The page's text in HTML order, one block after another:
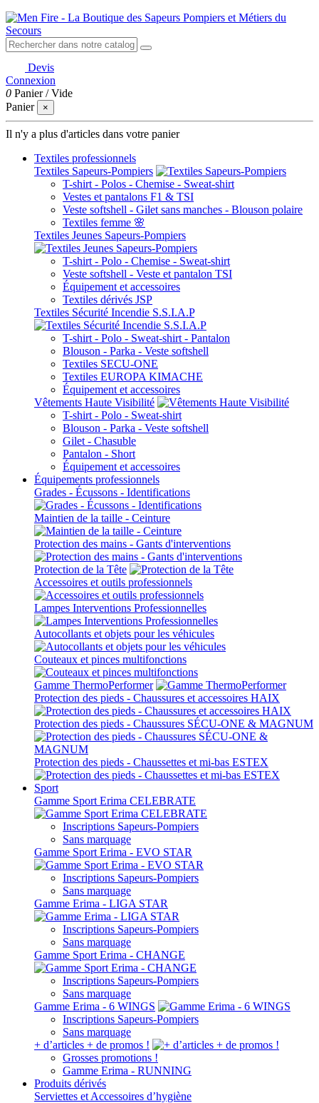
Devis
Connexion
0 Panier /Vide
Panier
×
Il n'y a plus d'articles dans votre panier
Textiles professionnels
Textiles Sapeurs-Pompiers
T-shirt - Polos - Chemise - Sweat-shirt
Vestes et pantalons F1 & TSI
Veste softshell - Gilet sans manches - Blouson polaire
Textiles femme 🌸
Textiles Jeunes Sapeurs-Pompiers
T-shirt - Polo - Chemise - Sweat-shirt
Veste softshell - Veste et pantalon TSI
Équipement et accessoires
Textiles dérivés JSP
Textiles Sécurité Incendie S.S.I.A.P
T-shirt - Polo - Sweat-shirt - Pantalon
Blouson - Parka - Veste softshell
Textiles SECU-ONE
Textiles EUROPA KIMACHE
Équipement et accessoires
Vêtements Haute Visibilité
T-shirt - Polo - Sweat-shirt
Blouson - Parka - Veste softshell
Gilet - Chasuble
Pantalon - Short
Équipement et accessoires
Équipements professionnels
Grades - Écussons - Identifications
Maintien de la taille - Ceinture
Protection des mains - Gants d'interventions
Protection de la Tête
Accessoires et outils professionnels
Lampes Interventions Professionnelles
Autocollants et objets pour les véhicules
Couteaux et pinces multifonctions
Gamme ThermoPerformer
Protection des pieds - Chaussures et accessoires HAIX
Protection des pieds - Chaussures SÉCU-ONE & MAGNUM
Protection des pieds - Chaussettes et mi-bas ESTEX
Sport
Gamme Sport Erima CELEBRATE
Inscriptions Sapeurs-Pompiers
Sans marquage
Gamme Sport Erima - EVO STAR
Inscriptions Sapeurs-Pompiers
Sans marquage
Gamme Erima - LIGA STAR
Inscriptions Sapeurs-Pompiers
Sans marquage
Gamme Sport Erima - CHANGE
Inscriptions Sapeurs-Pompiers
Sans marquage
Gamme Erima - 6 WINGS
Inscriptions Sapeurs-Pompiers
Sans marquage
+ d’articles + de promos !
Grosses promotions !
Gamme Erima - RUNNING
Produits dérivés
Serviettes et Accessoires d’hygiène